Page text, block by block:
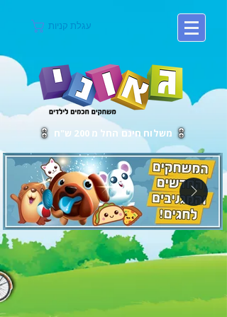
עגלת קניות
משלוח חינם החל מ 200 ש"ח